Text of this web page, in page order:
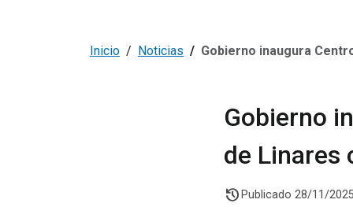
Inicio Noticias Gobierno inaugura Centro
Gobierno
de Linares
history Publicado 28/11/